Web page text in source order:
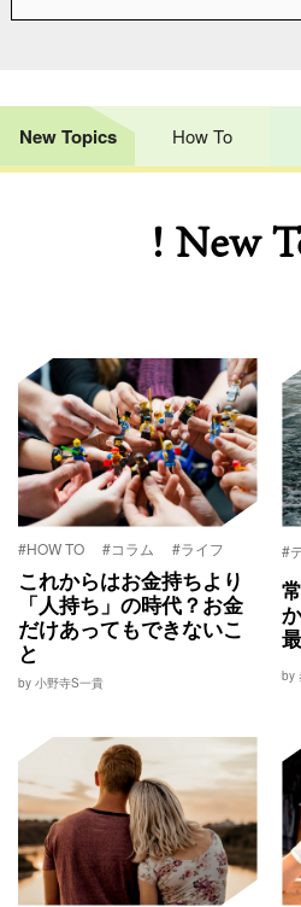
New Topics How To
! New
#HOW TO #コラム #ライフ
これからはお金持ちより
「人持ち」の時代？お金
だけあってもできないこ
と
by 小野寺S一貴
#
by